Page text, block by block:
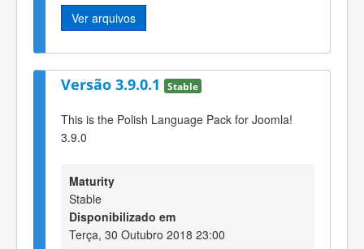
Ver arquivos
Versão 3.9.0.1 Stable
This is the Polish Language Pack for Joomla!
3.9.0
Maturity
Stable
Disponibilizado em
Terça, 30 Outubro 2018 23:00